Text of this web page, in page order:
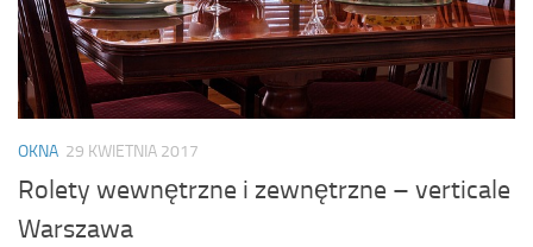
OKNA 29 KWIETNIA 2017
Rolety wewnętrzne i zewnętrzne – verticale
Warszawa